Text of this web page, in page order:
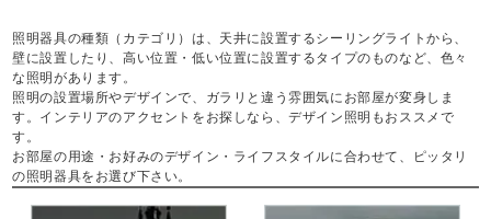
照明器具の種類（カテゴリ）は、天井に設置するシーリングライトから、
壁に設置したり、高い位置・低い位置に設置するタイプのものなど、色々
な照明があります。
照明の設置場所やデザインで、ガラリと違う雰囲気にお部屋が変身しま
す。インテリアのアクセントをお探しなら、デザイン照明もおススメで
す。
お部屋の用途・お好みのデザイン・ライフスタイルに合わせて、ピッタリ
の照明器具をお選び下さい。